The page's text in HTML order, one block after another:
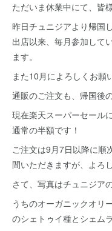
ただいま休業中にて、皆
昨日チュニジアより帰国
出店以来、毎月参加して
ます。
また10月によろしくお願
通販のご注文も、帰国後
現在楽天スーパーセール
通常の半額です！
ご注文は9月7日以降に順
間いただきますが、よろ
さて、写真はチュニジア
うちのオーガニックオリ
のシェトゥイ種とシェム